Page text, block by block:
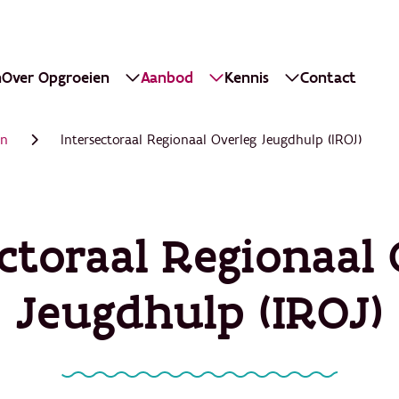
Over Opgroeien Aanbod Kennis Contact
Intersectoraal Regionaal Overleg Jeugdhulp (IROJ)
Regionaal
Jeugdhulp (IROJ)